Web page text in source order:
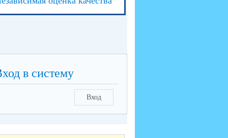
в систему
Вход